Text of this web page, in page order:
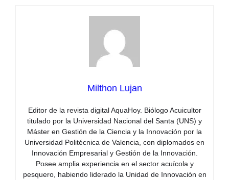
Milthon Lujan
Editor de la revista digital AquaHoy. Biólogo Acuicultor
titulado por la Universidad Nacional del Santa (UNS) y
Máster en Gestión de la Ciencia y la Innovación por la
Universidad Politécnica de Valencia, con diplomados en
Innovación Empresarial y Gestión de la Innovación.
Posee amplia experiencia en el sector acuícola y
pesquero, habiendo liderado la Unidad de Innovación en